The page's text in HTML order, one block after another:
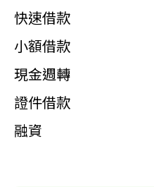
快速借款
小額借款
現金週轉
證件借款
融資